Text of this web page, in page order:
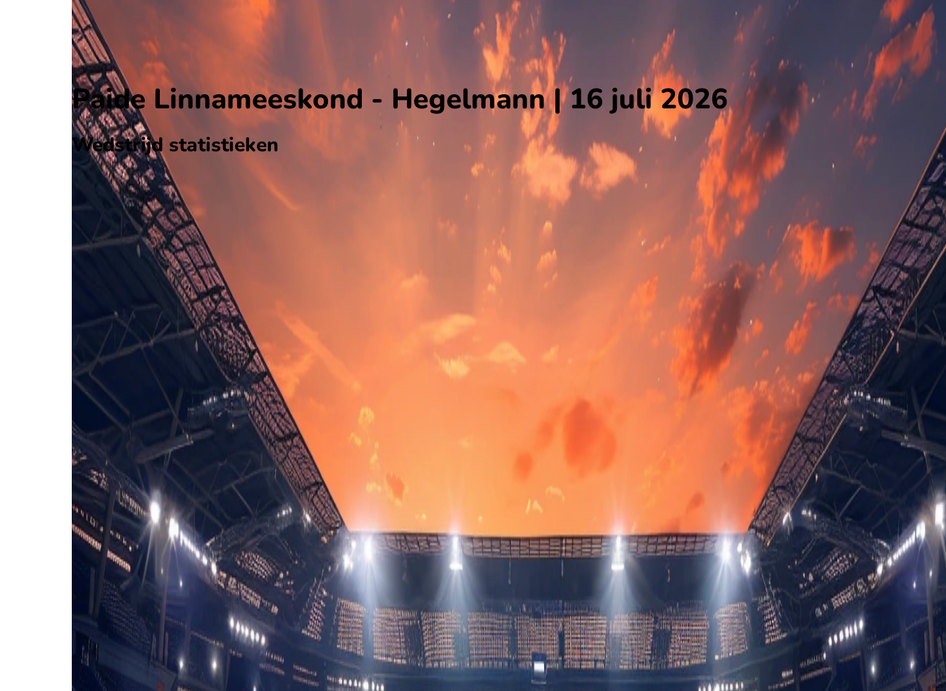
Opstellingen
Voorspelling
Voorbeschouwing
Paide Linnameeskond - Hegelmann | 16 juli 2026
Wedstrijd statistieken
Verloop
Statistieken
Eindscore (3 - 0)
(D. Luts)
A. Badamosi(P. Modou Sohna)
R. Nigula
Tweede helft
S. Luts
46'
D. Cabral (R. Nigula)
S. Gouet
(M. Remeikis)
46'
A. Kaulinis(C. Duke)
D. Kamdem Tibell
(N. Kader)
K. Piht
64'
A. Schedryi